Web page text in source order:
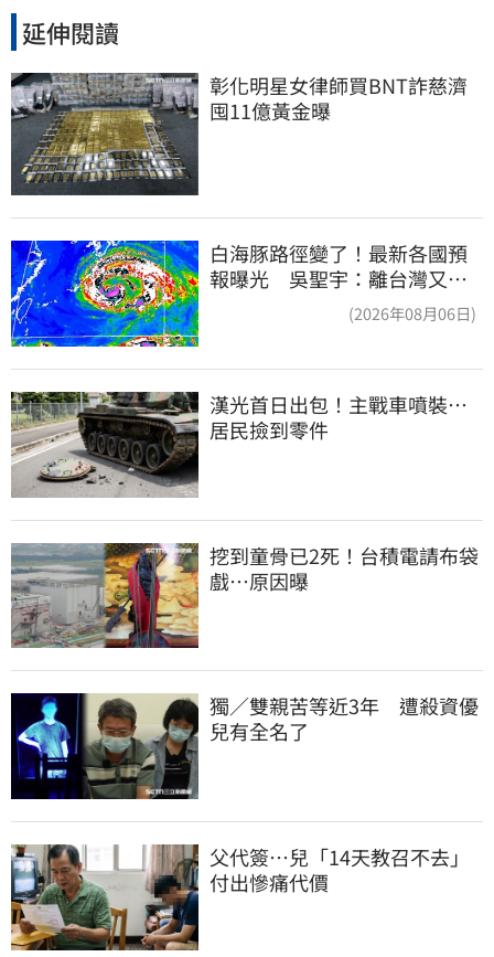
延伸閱讀
彰化明星女律師買BNT詐慈濟
囤11億黃金曝
白海豚路徑變了！最新各國預
報曝光 吳聖宇：離台灣又更
(2026年08月06日)
漢光首日出包！主戰車噴裝…
居民撿到零件
挖到童骨已2死！台積電請布袋
戲…原因曝
獨／雙親苦等近3年　遭殺資優
兒有全名了
父代簽…兒「14天教召不去」
付出慘痛代價